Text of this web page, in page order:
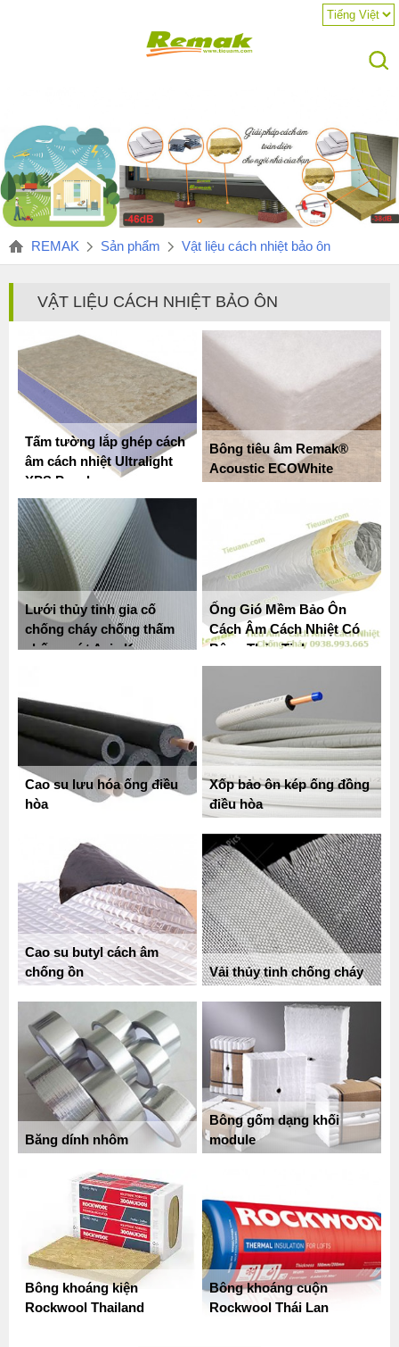
REMAK Sản phẩm Vật liệu cách nhiệt bảo ôn
VẬT LIỆU CÁCH NHIỆT BẢO ÔN
Tấm tường lắp ghép cách
âm cách nhiệt Ultralight
XPS Panel
Bông tiêu âm Remak®
Acoustic ECOWhite
Lưới thủy tinh gia cố
chống cháy chống thấm
chống nứt Asia Kangnam
Ống Gió Mềm Bảo Ôn
Cách Âm Cách Nhiệt Có
Bông Thủy Tinh
Cao su lưu hóa ống điều
hòa
Xốp bảo ôn kép ống đồng
điều hòa
Cao su butyl cách âm
chống ồn
Vải thủy tinh chống cháy
Băng dính nhôm
Bông gốm dạng khối
module
Bông khoáng kiện
Rockwool Thailand
Bông khoáng cuộn
Rockwool Thái Lan